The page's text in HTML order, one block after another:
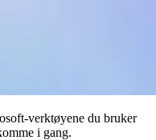
verktøyene du bruker
i gang.